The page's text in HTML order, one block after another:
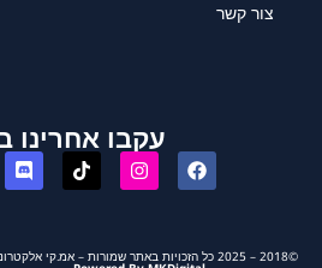
צור קשר
עקבו
©2018 – 2025 כל הזכויות באתר שמורות – אמ.קי אלקטרוניקס